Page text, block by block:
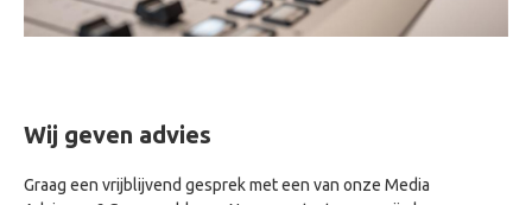
Wij geven advies
Graag een vrijblijvend gesprek met een van onze Media